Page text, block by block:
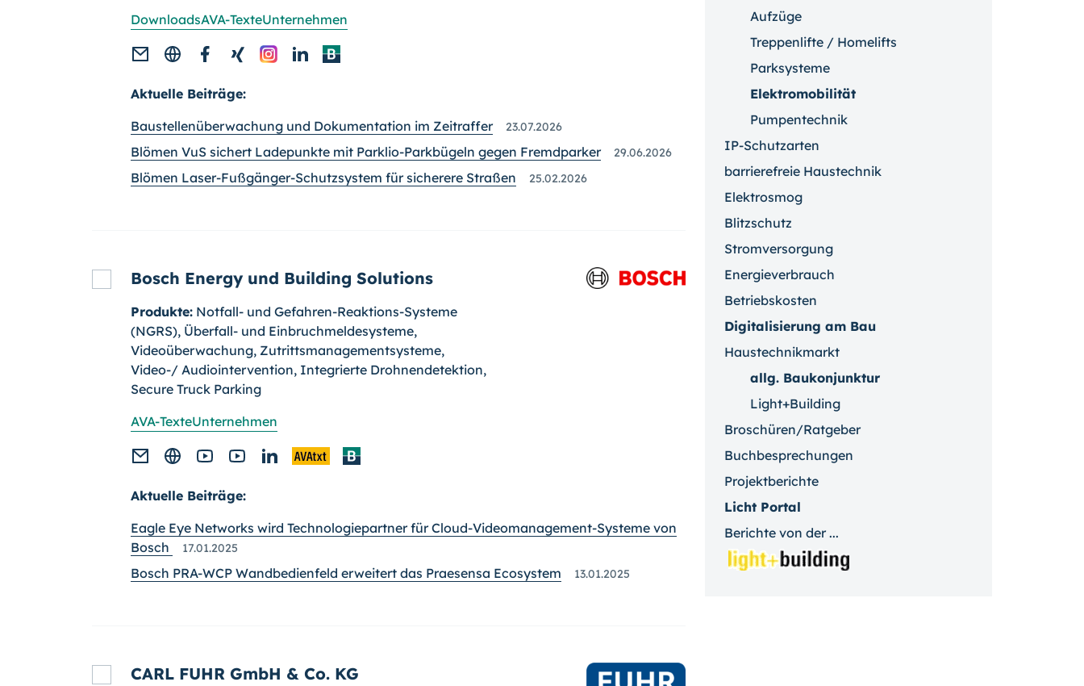
DownloadsAVA-TexteUnternehmen
Aktuelle Beiträge:
Baustellenüberwachung und Dokumentation im Zeitraffer
23.07.2026
Blömen VuS sichert Ladepunkte mit Parklio-Parkbügeln gegen Fremdparker 29.06.2026
Blömen Laser-Fußgänger-Schutzsystem für sicherere Straßen 25.02.2026
Bosch Energy und Building Solutions
Produkte: Notfall- und Gefahren-Reaktions-Systeme
(NGRS), Überfall- und Einbruchmeldesysteme,
Videoüberwachung, Zutrittsmanagementsysteme,
Video-/ Audiointervention, Integrierte Drohnendetektion,
Secure Truck Parking
AVA-TexteUnternehmen
Aktuelle Beiträge:
Eagle Eye Networks wird Technologiepartner für Cloud-Videomanagement-Systeme von
Bosch
17.01.2025
Bosch PRA-WCP Wandbedienfeld erweitert das Praesensa Ecosystem 13.01.2025
CARL FUHR GmbH & Co. KG
Aufzüge
Treppenlifte / Homelifts
Parksysteme
Elektromobilität
Pumpentechnik
IP-Schutzarten
barrierefreie Haustechnik
Elektrosmog
Blitzschutz
Stromversorgung
Energieverbrauch
Betriebskosten
Digitalisierung am Bau
Haustechnikmarkt
allg. Baukonjunktur
Light+Building
Broschüren/Ratgeber
Buchbesprechungen
Projektberichte
Licht Portal
Berichte von der ...